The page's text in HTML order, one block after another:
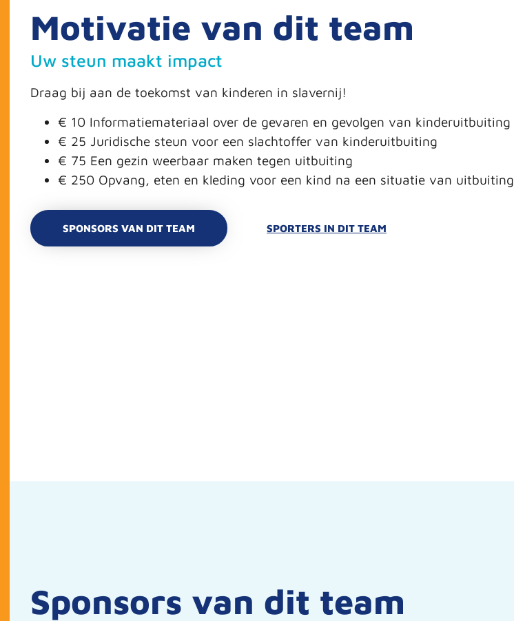
Motivatie van dit team
Uw steun maakt impact
Draag bij aan de toekomst van kinderen in slavernij!
€ 10 Informatiemateriaal over de gevaren en gevolgen van kinderuitbuiting
€ 25 Juridische steun voor een slachtoffer van kinderuitbuiting
€ 75 Een gezin weerbaar maken tegen uitbuiting
€ 250 Opvang, eten en kleding voor een kind na een situatie van uitbuiting
SPONSORS VAN DIT TEAM SPORTERS IN DIT TEAM
Sponsors van dit team